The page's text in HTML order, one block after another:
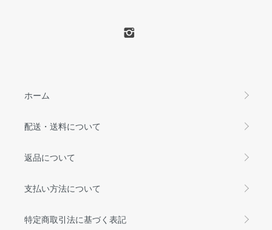
ホーム
配送・送料について
返品について
支払い方法について
特定商取引法に基づく表記